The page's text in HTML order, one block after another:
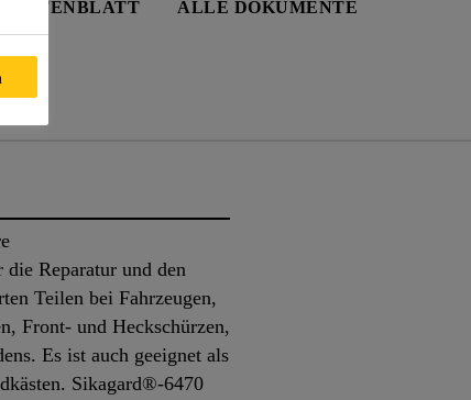
ALLE DOKUMENTE
Reparatur und den
Teilen bei Fahrzeugen,
Front- und Heckschürzen,
Es ist auch geeignet als
Sikagard®-6470